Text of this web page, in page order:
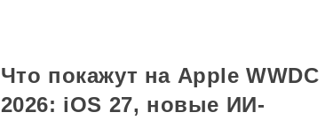
Что покажут на Apple WWDC
2026: iOS 27, новые ИИ-